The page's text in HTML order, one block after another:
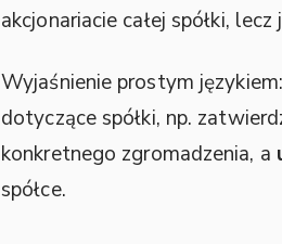
akcjonariacie całej spółki,
Wyjaśnienie prostym językiem:
dotyczące spółki, np.
konkretnego zgromadzenia, a
spółce.